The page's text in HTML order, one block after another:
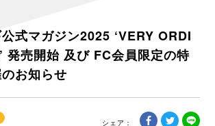
式マガジン2025 ‘VERY ORDI
発売開始 及び FC会員限定の特
お知らせ